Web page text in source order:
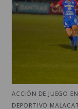
ACCIÓN DE JUEGO
DEPORTIVO